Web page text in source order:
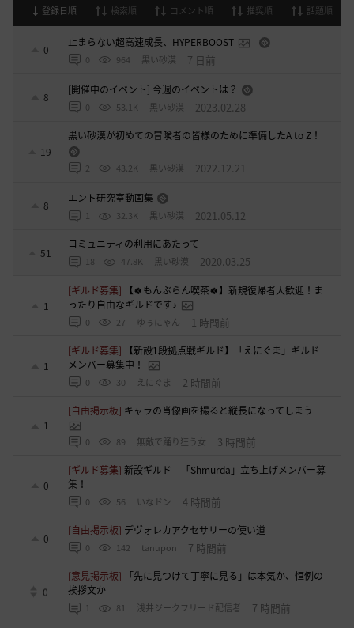
登録日順 検索順 コメント順 推奨順 話題順
0
止まらない超高速成長、HYPERBOOST
0 964 黒い砂漠 7 日前
8
[開催中のイベント] 今週のイベントは？
0 53.1K 黒い砂漠 2023.02.28
19
黒い砂漠が初めての冒険者の皆様のために準備したA to Z！
2 43.2K 黒い砂漠 2022.12.21
8
エント研究室動画集
1 32.3K 黒い砂漠 2021.05.12
51
コミュニティの利用にあたって
18 47.8K 黒い砂漠 2020.03.25
1
[ギルド募集]
【🍀もんぶらん喫茶🍀】新規復帰者大歓迎！ま
ったり自由なギルドです♪
0 27 ゆぅにゃん 1 時間前
1
[ギルド募集]
【新設1段拠点戦ギルド】「えにぐま」ギルド
メンバー募集中！
0 30 えにぐま 2 時間前
1
[自由掲示板] キャラの肖像画を撮ると縦長になってしまう
0 89 無敵で踊り狂う女 3 時間前
0
[ギルド募集]新設ギルド 「Shmurda」立ち上げメンバー募
集！
0 56 いなドン 4 時間前
0
[自由掲示板] デヴォレカアクセサリーの使い道
0 142 tanupon 7 時間前
0
[意見掲示板]
「先に見つけて丁寧に見る」は本気か、恒例の
挨拶文か
1 81 浅井ジークフリード配信者 7 時間前